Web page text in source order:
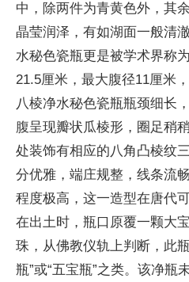
中，除两件为青黄色外，其
晶莹润泽，有如湖面一般清
水秘色瓷瓶更是被学术界称
21.5厘米，最大腹径11厘米
八棱净水秘色瓷瓶瓶颈细长
腹呈现瓣状瓜棱形，圈足稍
处装饰有相应的八角凸棱纹
分优雅，端庄规整，线条流
程度极高，这一造型在唐代
在出土时，瓶口原覆一颗大
珠，从佛教仪轨上判断，此
瓶”或“五宝瓶”之类。该净瓶